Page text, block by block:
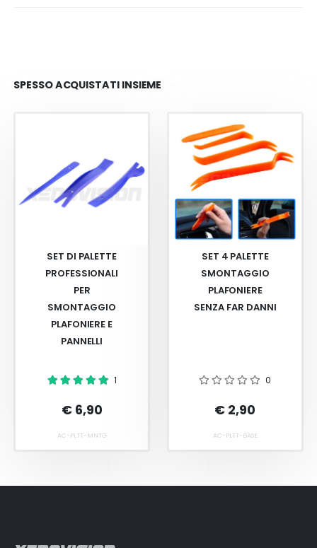
SPESSO ACQUISTATI INSIEME
SET DI PALETTE
PROFESSIONALI
PER
SMONTAGGIO
PLAFONIERE E
PANNELLI
1
€ 6,90
AC-PLTT-MNTG
SET 4 PALETTE
SMONTAGGIO
PLAFONIERE
SENZA FAR DANNI
0
€ 2,90
AC-PLTT-BASE